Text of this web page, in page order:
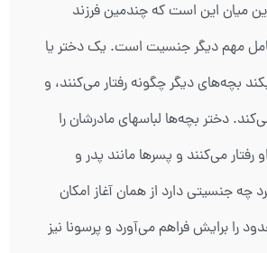
میان این است که چندمین فرزند
مهم دیگر جنسیت است. یک دختر یا
بچه‌های دیگر چگونه رفتار می‌کنند، و
دختر بچه‌ها لباسهای مادرشان را
رفتار می‌کنند و پسرها مانند پدر و
چه جنسیتی دارد از همان آغاز امکان
را برایش فراهم می‌آورد و پرسونا نیز